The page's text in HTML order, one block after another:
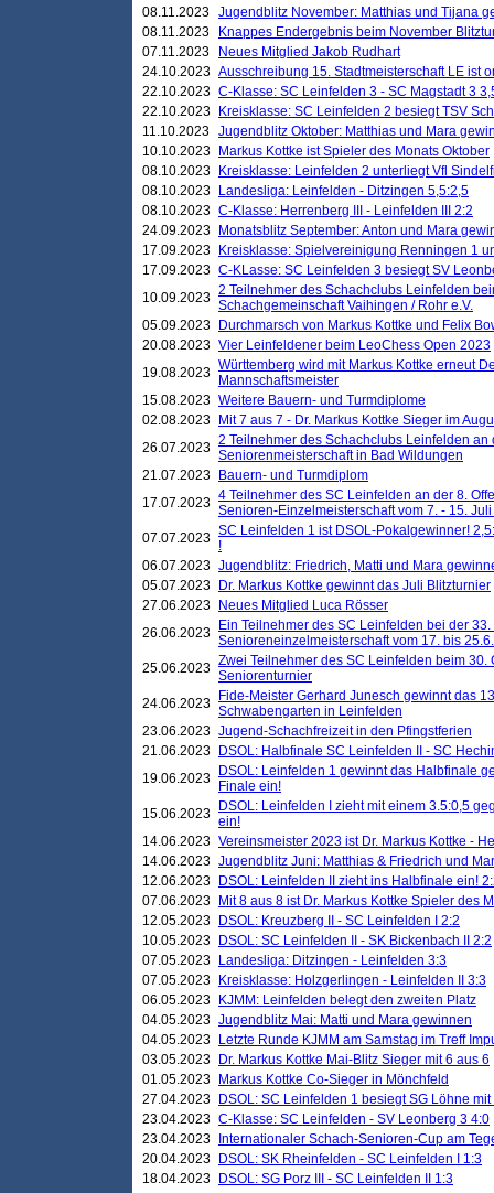
08.11.2023 Jugendblitz November: Matthias und Tijana
08.11.2023
Knappes Endergebnis beim November
07.11.2023
Neues Mitglied Jakob Rudhart
24.10.2023 Ausschreibung 15. Stadtmeisterschaft LE ist
22.10.2023 C-Klasse: SC Leinfelden 3 - SC Magstadt 3
22.10.2023
Kreisklasse: SC Leinfelden 2 besiegt TSV
11.10.2023 Jugendblitz Oktober: Matthias und Mara
10.10.2023
Markus Kottke ist Spieler des Monats Oktober
08.10.2023
Kreisklasse: Leinfelden 2 unterliegt Vfl
08.10.2023
Landesliga: Leinfelden - Ditzingen 5,5:2,5
08.10.2023 C-Klasse: Herrenberg III - Leinfelden III 2:2
24.09.2023
Monatsblitz September: Anton und Mara
17.09.2023
Kreisklasse: Spielvereinigung Renningen 1
17.09.2023 C-KLasse: SC Leinfelden 3 besiegt SV
10.09.2023 2 Teilnehmer des Schachclubs Leinfelden
Schachgemeinschaft Vaihingen / Rohr e.V.
05.09.2023
Durchmarsch von Markus Kottke und Felix
20.08.2023 Vier Leinfeldener beim LeoChess Open 2023
19.08.2023 Württemberg wird mit Markus Kottke erneut
Mannschaftsmeister
15.08.2023 Weitere Bauern- und Turmdiplome
02.08.2023
Mit 7 aus 7 - Dr. Markus Kottke Sieger im
26.07.2023 2 Teilnehmer des Schachclubs Leinfelden an
Seniorenmeisterschaft in Bad Wildungen
21.07.2023
Bauern- und Turmdiplom
17.07.2023 4 Teilnehmer des SC Leinfelden an der 8.
Senioren-Einzelmeisterschaft vom 7. - 15.
07.07.2023 SC Leinfelden 1 ist DSOL-Pokalgewinner!
!
06.07.2023 Jugendblitz: Friedrich, Matti und Mara
05.07.2023
Dr. Markus Kottke gewinnt das Juli Blitzturnier
27.06.2023
Neues Mitglied Luca Rösser
26.06.2023
Ein Teilnehmer des SC Leinfelden bei der
Senioreneinzelmeisterschaft vom 17. bis
25.06.2023 Zwei Teilnehmer des SC Leinfelden beim
Seniorenturnier
24.06.2023
Fide-Meister Gerhard Junesch gewinnt das
Schwabengarten in Leinfelden
23.06.2023 Jugend-Schachfreizeit in den Pfingstferien
21.06.2023
DSOL: Halbfinale SC Leinfelden II - SC
19.06.2023
DSOL: Leinfelden 1 gewinnt das Halbfinale
Finale ein!
15.06.2023
DSOL: Leinfelden I zieht mit einem 3.5:0,5
ein!
14.06.2023 Vereinsmeister 2023 ist Dr. Markus Kottke -
14.06.2023 Jugendblitz Juni: Matthias & Friedrich und
12.06.2023
DSOL: Leinfelden II zieht ins Halbfinale ein!
07.06.2023
Mit 8 aus 8 ist Dr. Markus Kottke Spieler des
12.05.2023
DSOL: Kreuzberg II - SC Leinfelden I 2:2
10.05.2023
DSOL: SC Leinfelden II - SK Bickenbach II 2:2
07.05.2023
Landesliga: Ditzingen - Leinfelden 3:3
07.05.2023
Kreisklasse: Holzgerlingen - Leinfelden II 3:3
06.05.2023
KJMM: Leinfelden belegt den zweiten Platz
04.05.2023 Jugendblitz Mai: Matti und Mara gewinnen
04.05.2023
Letzte Runde KJMM am Samstag im Treff
03.05.2023
Dr. Markus Kottke Mai-Blitz Sieger mit 6 aus 6
01.05.2023
Markus Kottke Co-Sieger in Mönchfeld
27.04.2023
DSOL: SC Leinfelden 1 besiegt SG Löhne mit
23.04.2023 C-Klasse: SC Leinfelden - SV Leonberg 3 4:0
23.04.2023
Internationaler Schach-Senioren-Cup am
20.04.2023
DSOL: SK Rheinfelden - SC Leinfelden I 1:3
18.04.2023
DSOL: SG Porz III - SC Leinfelden II 1:3